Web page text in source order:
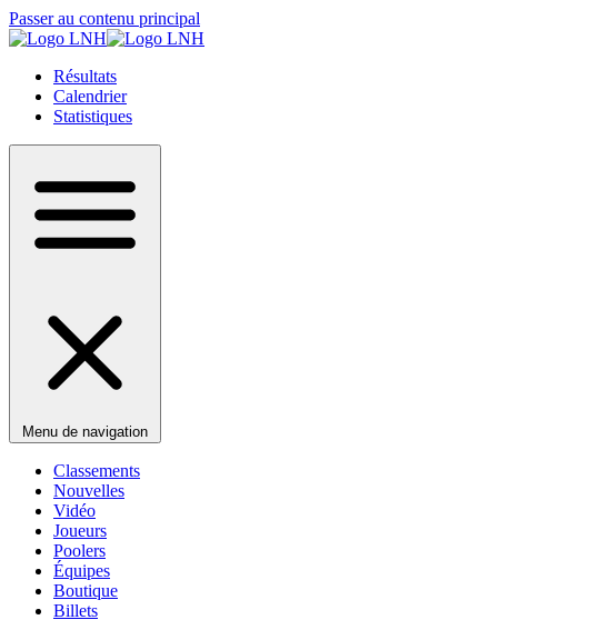
Passer au contenu principal
Résultats
Calendrier
Statistiques
Menu de navigation
Classements
Nouvelles
Vidéo
Joueurs
Poolers
Équipes
Boutique
Billets